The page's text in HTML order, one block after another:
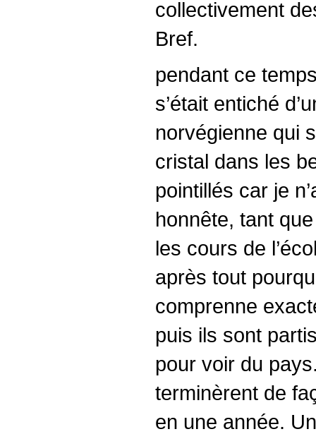
collectivement
Bref.
pendant ce
s’était entiché
norvégienne qui
cristal dans les
pointillés car je
honnête, tant
les cours de
après tout
comprenne
puis ils sont
pour voir du
terminèrent de
en une année.